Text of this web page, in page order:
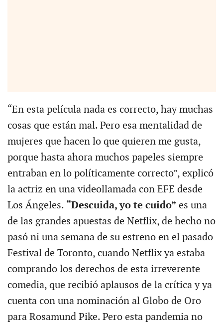
“En esta película nada es correcto, hay muchas
cosas que están mal. Pero esa mentalidad de
mujeres que hacen lo que quieren me gusta,
porque hasta ahora muchos papeles siempre
entraban en lo políticamente correcto”, explicó
la actriz en una videollamada con EFE desde
Los Ángeles. “Descuida, yo te cuido” es una
de las grandes apuestas de Netflix, de hecho no
pasó ni una semana de su estreno en el pasado
Festival de Toronto, cuando Netflix ya estaba
comprando los derechos de esta irreverente
comedia, que recibió aplausos de la crítica y ya
cuenta con una nominación al Globo de Oro
para Rosamund Pike. Pero esta pandemia no